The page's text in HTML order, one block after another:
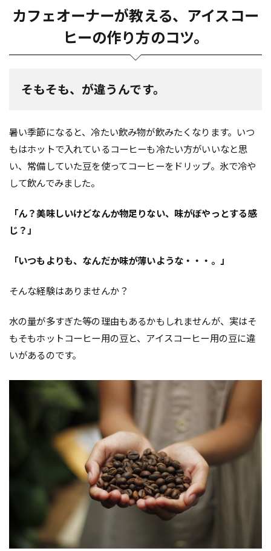
カフェオーナーが教える、アイスコー
ヒーの作り方のコツ。
そもそも、が違うんです。
暑い季節になると、冷たい飲み物が飲みたくなります。いつ
もはホットで入れているコーヒーも冷たい方がいいなと思
い、常備していた豆を使ってコーヒーをドリップ。氷で冷や
して飲んでみました。
「ん？美味しいけどなんか物足りない、味がぼやっとする感
じ？」
「いつもよりも、なんだか味が薄いような・・・。」
そんな経験はありませんか？
水の量が多すぎた等の理由もあるかもしれませんが、実はそ
もそもホットコーヒー用の豆と、アイスコーヒー用の豆に違
いがあるのです。